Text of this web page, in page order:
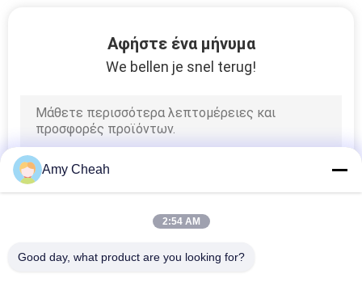
σήματος
Δίκτυο ασύρματης
επικοινωνίας
Αφήστε ένα μήνυμα
We bellen je snel terug!
Amy Cheah
2:54 AM
Good day, what product are you looking for?